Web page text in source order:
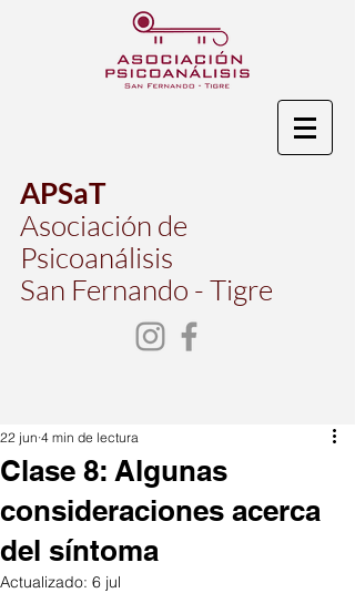
APSaT
Asociación de
Psicoanálisis
San Fernando - Tigre
Clase 8: Algunas
consideraciones acerca
del síntoma
22 jun 4 min de lectura
Actualizado: 6 jul